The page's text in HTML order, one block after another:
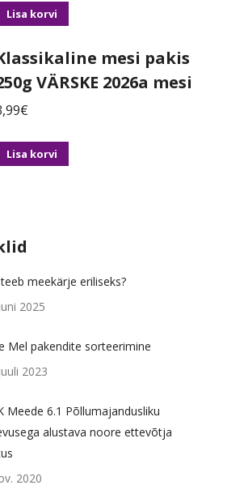
Lisa korvi
mesi pakis
VÄRSKE 2026a mesi
€
Lisa korvi
meekärje eriliseks?
2025
Mel pakendite sorteerimine
2023
Meede 6.1 Põllumajandusliku
alustava noore ettevõtja
2020